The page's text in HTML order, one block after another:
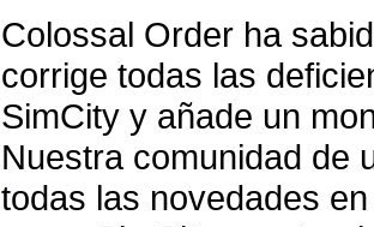
Colossal Order ha
corrige todas las
SimCity y añade un
Nuestra comunidad de
todas las novedades